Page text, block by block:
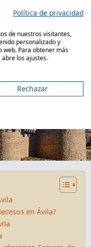
en Ávila?
Política de privacidad
de nuestros visitantes,
personalizado y
web. Para obtener más
los ajustes.
Rechazar